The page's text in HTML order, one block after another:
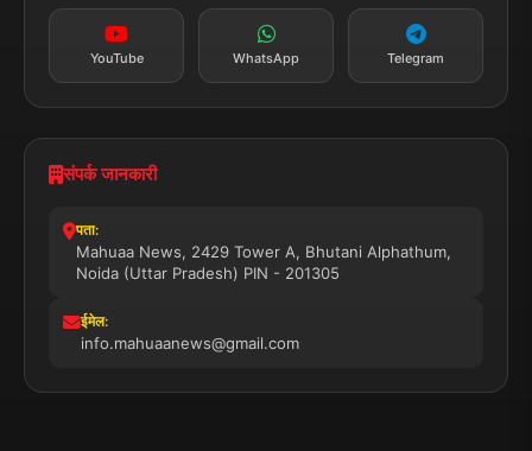
YouTube WhatsApp Telegram
संपर्क जानकारी
पता:
Mahuaa News, 2429 Tower A, Bhutani Alphathum,
Noida (Uttar Pradesh) PIN - 201305
ईमेल:
info.mahuaanews@gmail.com